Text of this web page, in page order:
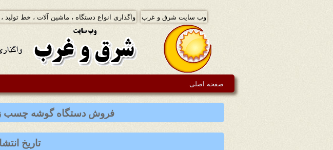
وب سایت شرق و غرب واگذاری انواع دستگاه ، ماشین آلات ، خط تولید ،
صفحه اصلی
فروش دستگاه گوشه چسب
تاریخ انتشار :